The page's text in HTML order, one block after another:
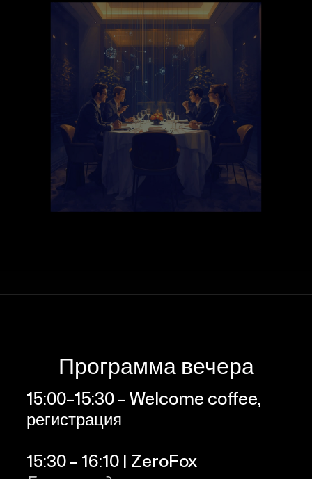
Программа вечера
15:00–15:30 – Welcome coffee,
регистрация
15:30 – 16:10 | ZeroFox